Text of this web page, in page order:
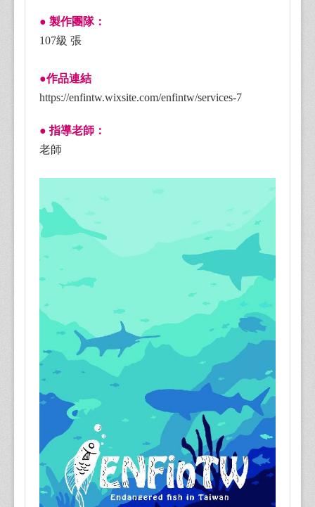
● 製作團隊：
107級 張
●作品連結
https://enfintw.wixsite.com/enfintw/services-7
● 指導老師：
老師